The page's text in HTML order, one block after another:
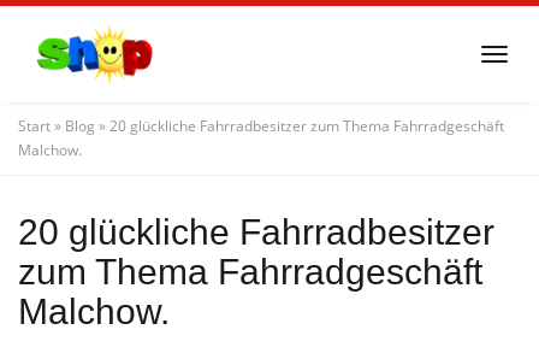
content
Start» Blog »20 glückliche Fahrradbesitzer zum Thema Fahrradgeschäft
Malchow.
20 glückliche Fahrradbesitzer
zum Thema Fahrradgeschäft
Malchow.